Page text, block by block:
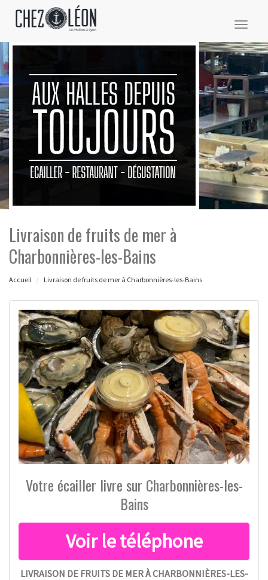
Livraison de fruits de mer à
Charbonnières-les-Bains
Accueil Livraison de fruits de mer à Charbonnières-les-Bains
Votre écailler livre sur Charbonnières-les-
Bains
LIVRAISON DE FRUITS DE MER À CHARBONNIÈRES-LES-